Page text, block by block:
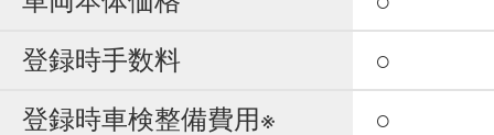
登録時手数料
○
登録時車検整備費用※
○